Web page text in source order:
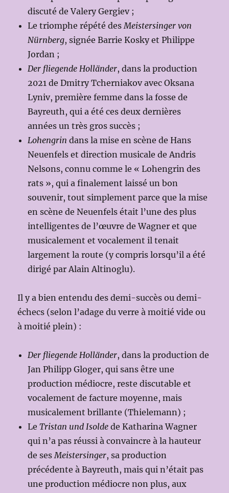
discuté de Valery Gergiev ;
Le triomphe répété desMeistersinger von
Nürnberg, signée Barrie Kosky et Philippe
Jordan ;
Der fliegende Holländer, dans la production
2021 de Dmitry Tcherniakov avec Oksana
Lyniv, première femme dans la fosse de
Bayreuth, qui a été ces deux dernières
années un très gros succès ;
Lohengrin dans la mise en scène de Hans
Neuenfels et direction musicale de Andris
Nelsons, connu comme le « Lohengrin des
rats », qui a finalement laissé un bon
souvenir, tout simplement parce que la mise
en scène de Neuenfels était l’une des plus
intelligentes de l’œuvre de Wagner et que
musicalement et vocalement il tenait
largement la route (y compris lorsqu’il a été
dirigé par Alain Altinoglu).
Il y a bien entendu des demi-succès ou demi-
échecs (selon l’adage du verre à moitié vide ou
à moitié plein) :
Der fliegende Holländer, dans la production de
Jan Philipp Gloger, qui sans être une
production médiocre, reste discutable et
vocalement de facture moyenne, mais
musicalement brillante (Thielemann) ;
LeTristan und Isolde de Katharina Wagner
qui n’a pas réussi à convaincre à la hauteur
de sesMeistersinger, sa production
précédente à Bayreuth, mais qui n’était pas
une production médiocre non plus, aux